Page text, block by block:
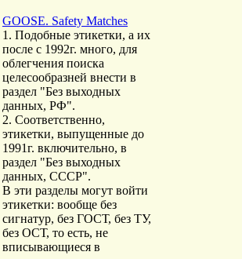
GOOSE. Safety Matches
1. Подобные этикетки, а их
после с 1992г. много, для
облегчения поиска
целесообразней внести в
раздел "Без выходных
данных, РФ".
2. Соответственно,
этикетки, выпущенные до
1991г. включительно, в
раздел "Без выходных
данных, СССР".
В эти разделы могут войти
этикетки: вообще без
сигнатур, без ГОСТ, без ТУ,
без ОСТ, то есть, не
вписывающиеся в